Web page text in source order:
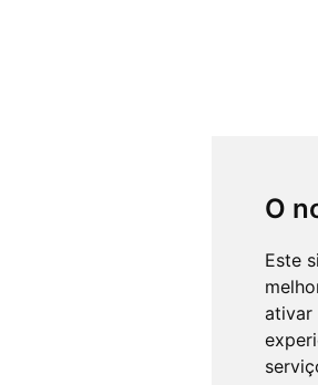
O
Este
ativar